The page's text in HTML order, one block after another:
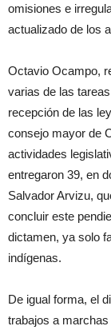
omisiones e
actualizado de los
Octavio Ocampo,
varias de las
recepción de las
consejo mayor de
actividades
entregaron 39, en
Salvador Arvizu,
concluir este
dictamen, ya solo
indígenas.
De igual forma, el
trabajos a